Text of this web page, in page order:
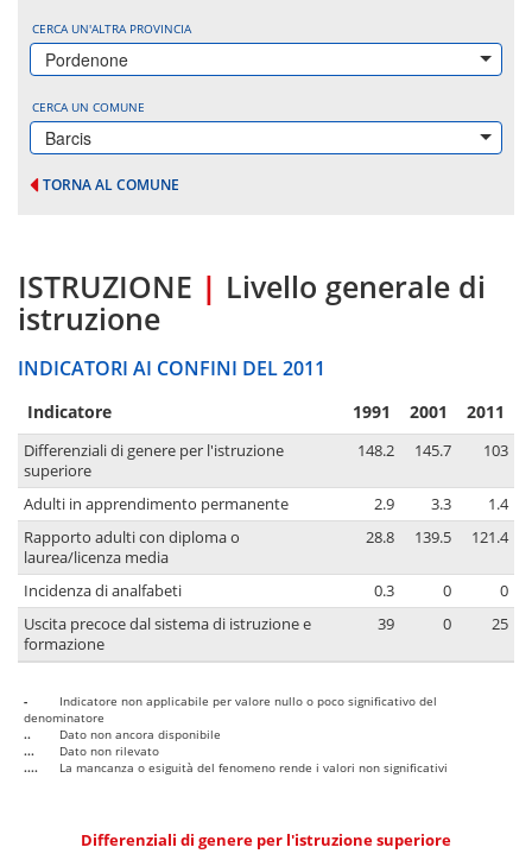
CERCA UN'ALTRA PROVINCIA
Pordenone
CERCA UN COMUNE
Barcis
TORNA AL COMUNE
ISTRUZIONE | Livello generale di
istruzione
INDICATORI AI CONFINI DEL 2011
Indicatore 1991 2001 2011
Differenziali di genere per l'istruzione
superiore
148.2 145.7 103
Adulti in apprendimento permanente 2.9 3.3
1.4
Rapporto adulti con diploma o
laurea/licenza media
28.8 139.5 121.4
Incidenza di analfabeti 0.3 0
0
Uscita precoce dal sistema di istruzione e
formazione
39 0 25
-
Indicatore non applicabile per valore nullo o poco significativo del
denominatore
..
Dato non ancora disponibile
...
Dato non rilevato
....
La mancanza o esiguità del fenomeno rende i valori non significativi
Differenziali di genere per l'istruzione superiore